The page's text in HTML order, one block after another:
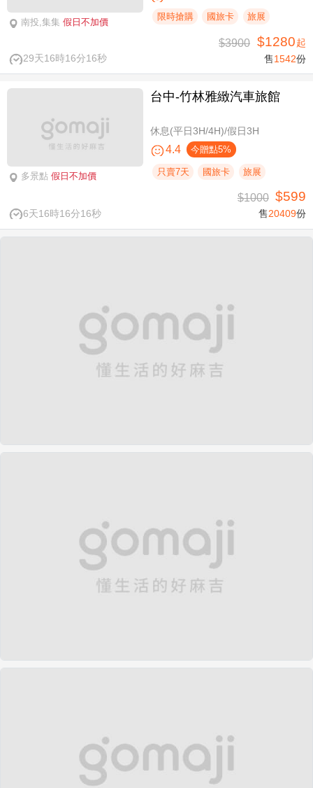
南投,集集 假日不加價
限時搶購 國旅卡 旅展
29天16時16分15秒
$3900 $1280起
售1542份
多景點 假日不加價
台中-竹林雅緻汽車旅館
休息(平日3H/4H)/假日3H
4.4 今贈點5%
只賣7天 國旅卡 旅展
6天16時16分15秒
$1000 $599
售20409份